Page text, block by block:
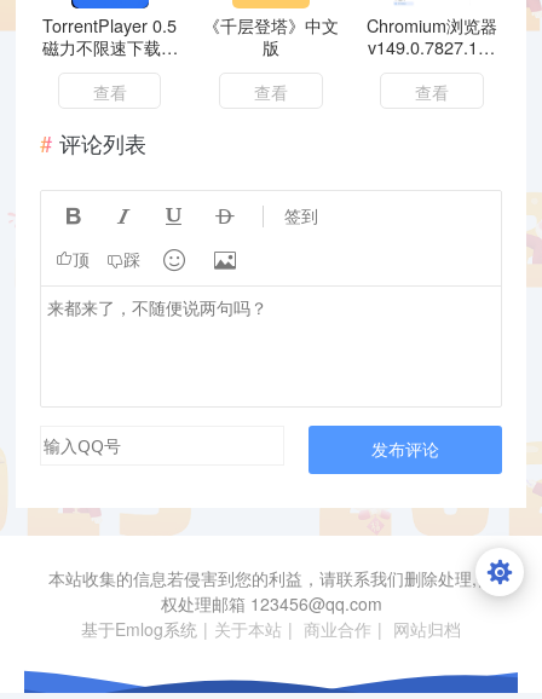
TorrentPlayer 0.5
磁力不限速下载器
边下边播
查看
《千层登塔》中文
版
查看
Chromium浏览器
v149.0.7827.155
绿色版
查看
评论列表
    签到
顶 踩  
发布评论
本站收集的信息若侵害到您的利益，请联系我们删除处理,侵
权处理邮箱 123456@qq.com
基于Emlog系统 | 关于本站 | 商业合作 | 网站归档